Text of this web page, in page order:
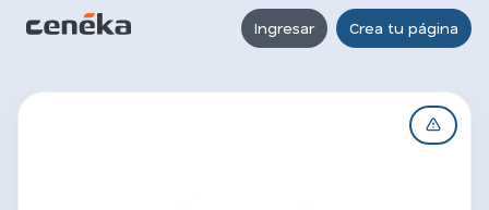
Ingresar Crea tu página